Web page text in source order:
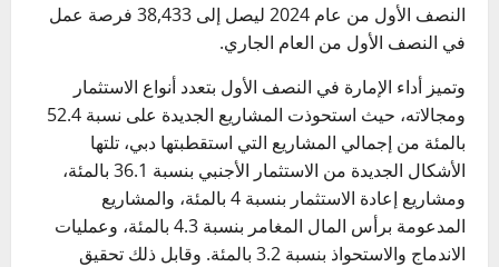
النصف الأول من عام 2024 ليصل إلى 38,433 فرصة عمل
في النصف الأول من العام الجاري.
وتميز أداء الإمارة في النصف الأول بتعدد أنواع الاستثمار
ومجالاته، حيث استحوذت المشاريع الجديدة على نسبة 52.4
بالمئة من إجمالي المشاريع التي استقطبتها دبي، تلتها
الأشكال الجديدة من الاستثمار الأجنبي بنسبة 36.1 بالمئة،
ومشاريع إعادة الاستثمار بنسبة 4 بالمئة، والمشاريع
المدعومة برأس المال المغامر بنسبة 4.3 بالمئة، وعمليات
الاندماج والاستحواذ بنسبة 3.2 بالمئة. وقابل ذلك تحقيق